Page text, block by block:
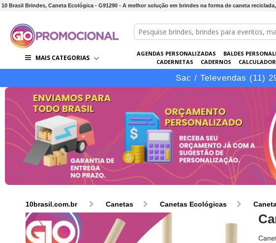
10 Brasil Brindes, Caneta Ecológica - G91290 - A melhor solução em brindes na forma de caneta
MAIS CATEGORIAS
AGENDAS PERSONALIZADAS BALDES
CADERNETAS
CADERNOS
CONJUNTOS DE BRINDES
COPOS
Sac / Televendas (11)
10brasil.com.br Canetas Canetas Ecológicas